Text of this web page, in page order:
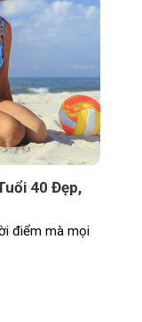
40 Đẹp,
điểm mà mọi